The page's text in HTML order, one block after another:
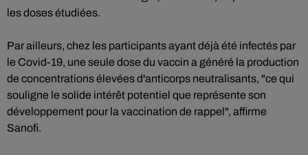
les doses étudiées.
Par ailleurs, chez les participants ayant déjà été infectés par
le Covid-19, une seule dose du vaccin a généré la production
de concentrations élevées d'anticorps neutralisants, "ce qui
souligne le solide intérêt potentiel que représente son
développement pour la vaccination de rappel", affirme
Sanofi.